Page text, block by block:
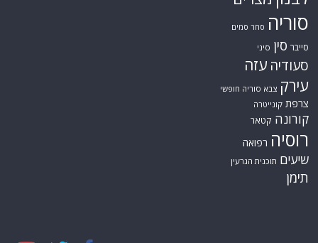
סוריה סחר סמים
סייבר סין סיני
סעודיה עזה
עירק צבא סוריה חופשי
צרפת קונייטרה
קורונה קטאר
רוסיה רפואה
שיעים תוכנית הגרעין
תימן